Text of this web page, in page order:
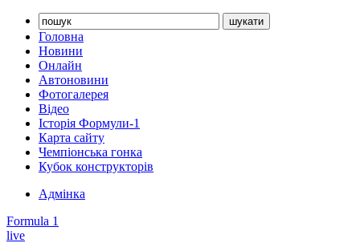
Головна
Новини
Онлайн
Автоновини
Фотогалерея
Відео
Історія Формули-1
Карта сайту
Чемпіонська гонка
Кубок конструкторів
Адмінка
Formula 1
live